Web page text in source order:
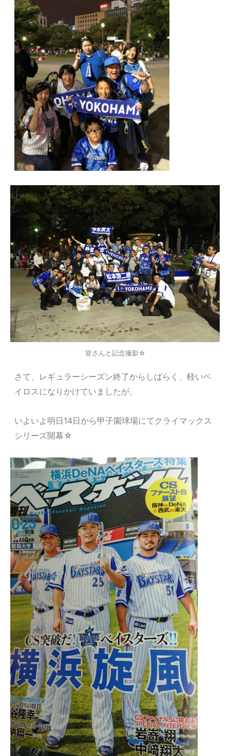
皆さんと記念撮影☆
さて、レギュラーシーズン終了からしばらく、軽いベ
イロスになりかけていましたが、
いよいよ明日14日から甲子園球場にてクライマックス
シリーズ開幕☆